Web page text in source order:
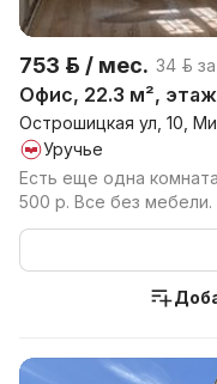
753 р. / мес. 34 р.
Офис, 22.3 м², этаж
Острошицкая ул, 10,
Уручье
Есть еще одна
500 р. Все без